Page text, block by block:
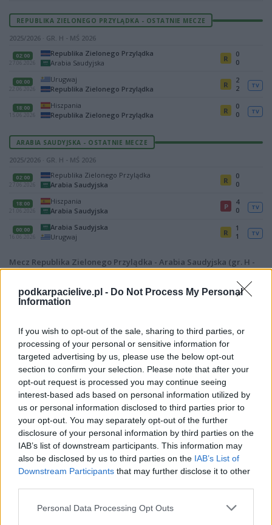
podkarpacielive.pl - Do Not Process My Personal
Information
If you wish to opt-out of the sale, sharing to third parties, or
processing of your personal or sensitive information for
targeted advertising by us, please use the below opt-out
section to confirm your selection. Please note that after your
opt-out request is processed you may continue seeing
interest-based ads based on personal information utilized by
us or personal information disclosed to third parties prior to
your opt-out. You may separately opt-out of the further
disclosure of your personal information by third parties on the
IAB’s list of downstream participants. This information may
also be disclosed by us to third parties on the IAB’s List of
Downstream Participants that may further disclose it to other
Please note that this website/app uses one or more Google
Personal Data Processing Opt Outs
REPUBLIKA ZIELONEGO PRZYLĄDKA - OSTATNIE MECZE
2025/2026 · GR. H - MŚ 2026
02:00
27.06.2026
Republika Zielonego Przylądka
Arabia Saudyjska
R
0
0
00:00
22.06.2026
Urugwaj
Republika Zielonego Przylądka
R
2
2
TV
18:00
15.06.2026
Hiszpania
Republika Zielonego Przylądka
R
0
0
TV
ARABIA SAUDYJSKA - OSTATNIE MECZE
2025/2026 · GR. H - MŚ 2026
02:00
27.06.2026
Republika Zielonego Przylądka
Arabia Saudyjska
R
0
0
18:00
21.06.2026
Hiszpania
Arabia Saudyjska
P
4
0
TV
00:00
16.06.2026
Arabia Saudyjska
Urugwaj
R
1
1
TV
Mecz Republika Zielonego Przylądka - Arabia Saudyjska (gr. H -
MŚ 2026)
Spotkanie pomiędzy Republika Zielonego Przylądka i Arabia
Saudyjskarozegrane zostanie w ramach gr. H - MŚ 2026 (3. kolejki - gr. H
Na stronie PodkarpacieLive.pl znajdziesz
wynik meczu, strzelców
bramek, kartki, składy, statystyki i informacje o przebiegu
spotkania. To kompletne źródło danych dla kibiców i pasjonatów
lokalnej piłki nożnej. Jeżeli aktualnie nie widzisz tutaj danych z pewnością
pracujemy nad tym żeby je uzupełnić.
Wynik meczu Republika Zielonego Przylądka vs Arabia Saudyjska
Po zakończeniu spotkania automatycznie publikujemyoficjalny wynik
spotkania, a także dane meczowe, jeśli są dostępne.
Pełny harmonogram rozgrywek dostępny jest tutaj:gr. H - MŚ 2026 -
terminarz.
Informacje o składach i strzelcach
rezerwowych, zmiany oraz listę strzelców bramek. Informacje te